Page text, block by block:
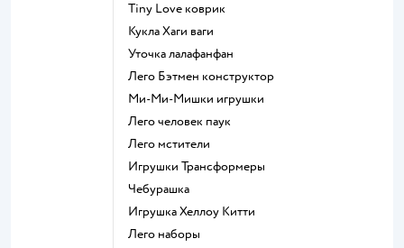
Tiny Love коврик
Кукла Хаги ваги
Уточка лалафанфан
Лего Бэтмен конструктор
Ми-Ми-Мишки игрушки
Лего человек паук
Лего мстители
Игрушки Трансформеры
Чебурашка
Игрушка Хеллоу Китти
Лего наборы